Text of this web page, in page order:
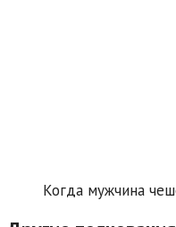
Когда мужчина